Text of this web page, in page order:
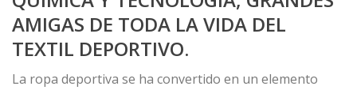
AMIGAS DE TODA LA VIDA DEL
TEXTIL DEPORTIVO.
La ropa deportiva se ha convertido en un elemento